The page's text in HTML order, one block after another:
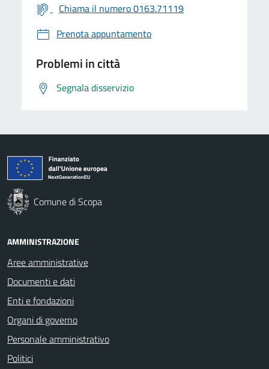
Chiama il numero 0163.71119
Prenota appuntamento
Problemi in città
Segnala disservizio
Comune di Scopa
AMMINISTRAZIONE
Aree amministrative
Documenti e dati
Enti e fondazioni
Organi di governo
Personale amministrativo
Politici